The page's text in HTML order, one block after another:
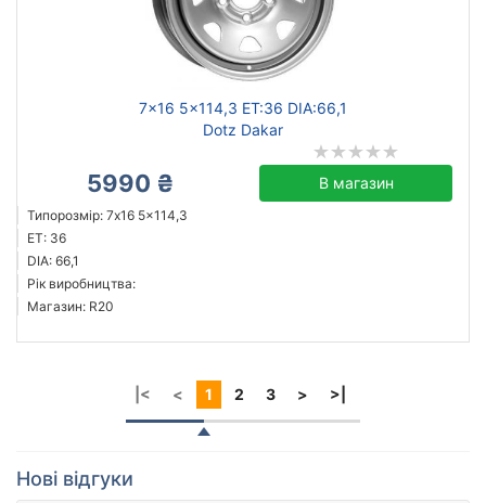
7x16 5x114,3 ET:36 DIA:66,1
Dotz Dakar
5990 ₴ В магазин
Типорозмір: 7x16 5x114,3
ET: 36
DIA: 66,1
Рік виробництва:
Магазин: R20
|< < 1 2 3 > >|
Нові відгуки